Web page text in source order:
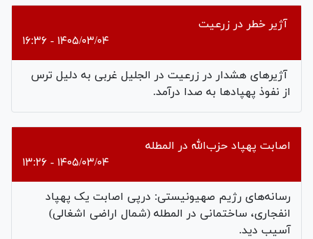
آژیر خطر در زرعیت
۱۴۰۵/۰۳/۰۴ - ۱۶:۳۶
آژیرهای هشدار در زرعیت در الجلیل غربی به دلیل ترس
از نفوذ پهپادها به صدا درآمد.
اصابت پهپاد حزب‌الله در المطله
۱۴۰۵/۰۳/۰۴ - ۱۳:۲۶
رسانه‌های رژیم صهیونیستی: درپی اصابت یک پهپاد
انفجاری، ساختمانی در المطله (شمال اراضی اشغالی)
آسیب دید.